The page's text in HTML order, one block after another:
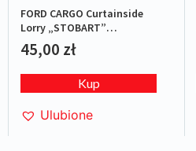
FORD CARGO Curtainside
Lorry „STOBART”
Green/Red
45,00 zł
Kup
Ulubione